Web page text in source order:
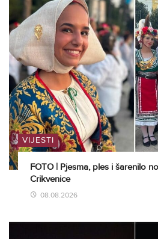
VIJESTI
FOTO | Pjesma, ples i šarenilo
Crikvenice
08.08.2026